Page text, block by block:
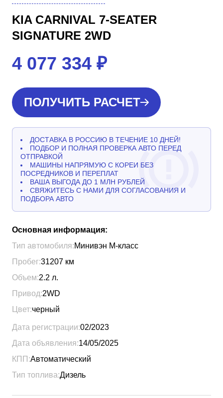
KIA CARNIVAL 7-SEATER
SIGNATURE 2WD
4 077 334 ₽
ПОЛУЧИТЬ РАСЧЕТ
ДОСТАВКА В РОССИЮ В ТЕЧЕНИЕ 10 ДНЕЙ!
ПОДБОР И ПОЛНАЯ ПРОВЕРКА АВТО ПЕРЕД
ОТПРАВКОЙ
МАШИНЫ НАПРЯМУЮ С КОРЕИ БЕЗ
ПОСРЕДНИКОВ И ПЕРЕПЛАТ
ВАША ВЫГОДА ДО 1 МЛН РУБЛЕЙ
СВЯЖИТЕСЬ С НАМИ ДЛЯ СОГЛАСОВАНИЯ И
ПОДБОРА АВТО
Основная информация:
Тип автомобиля:Минивэн М-класс
Пробег:31207 км
Объем:2.2 л.
Привод:2WD
Цвет:черный
Дата регистрации:02/2023
Дата объявления:14/05/2025
КПП:Автоматический
Тип топлива:Дизель